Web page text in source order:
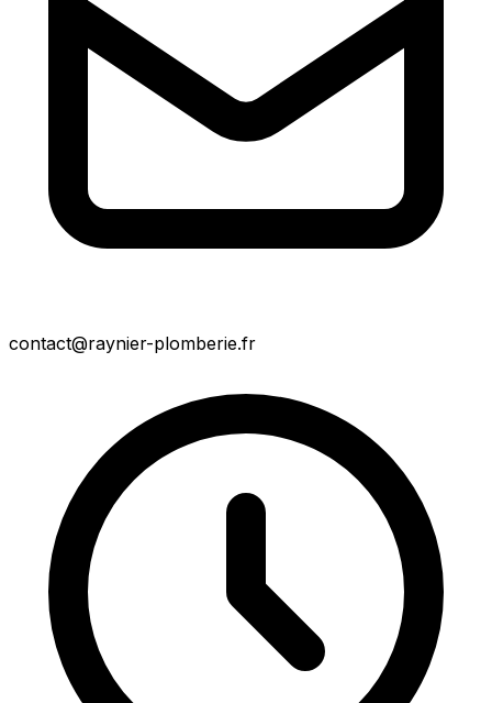
contact@raynier-plomberie.fr